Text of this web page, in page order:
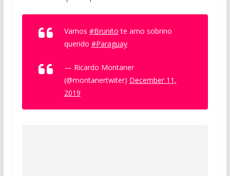
Vamos #Brunito te amo sobrino
querido #Paraguay
— Ricardo Montaner
(@montanertwiter) December 11,
2019